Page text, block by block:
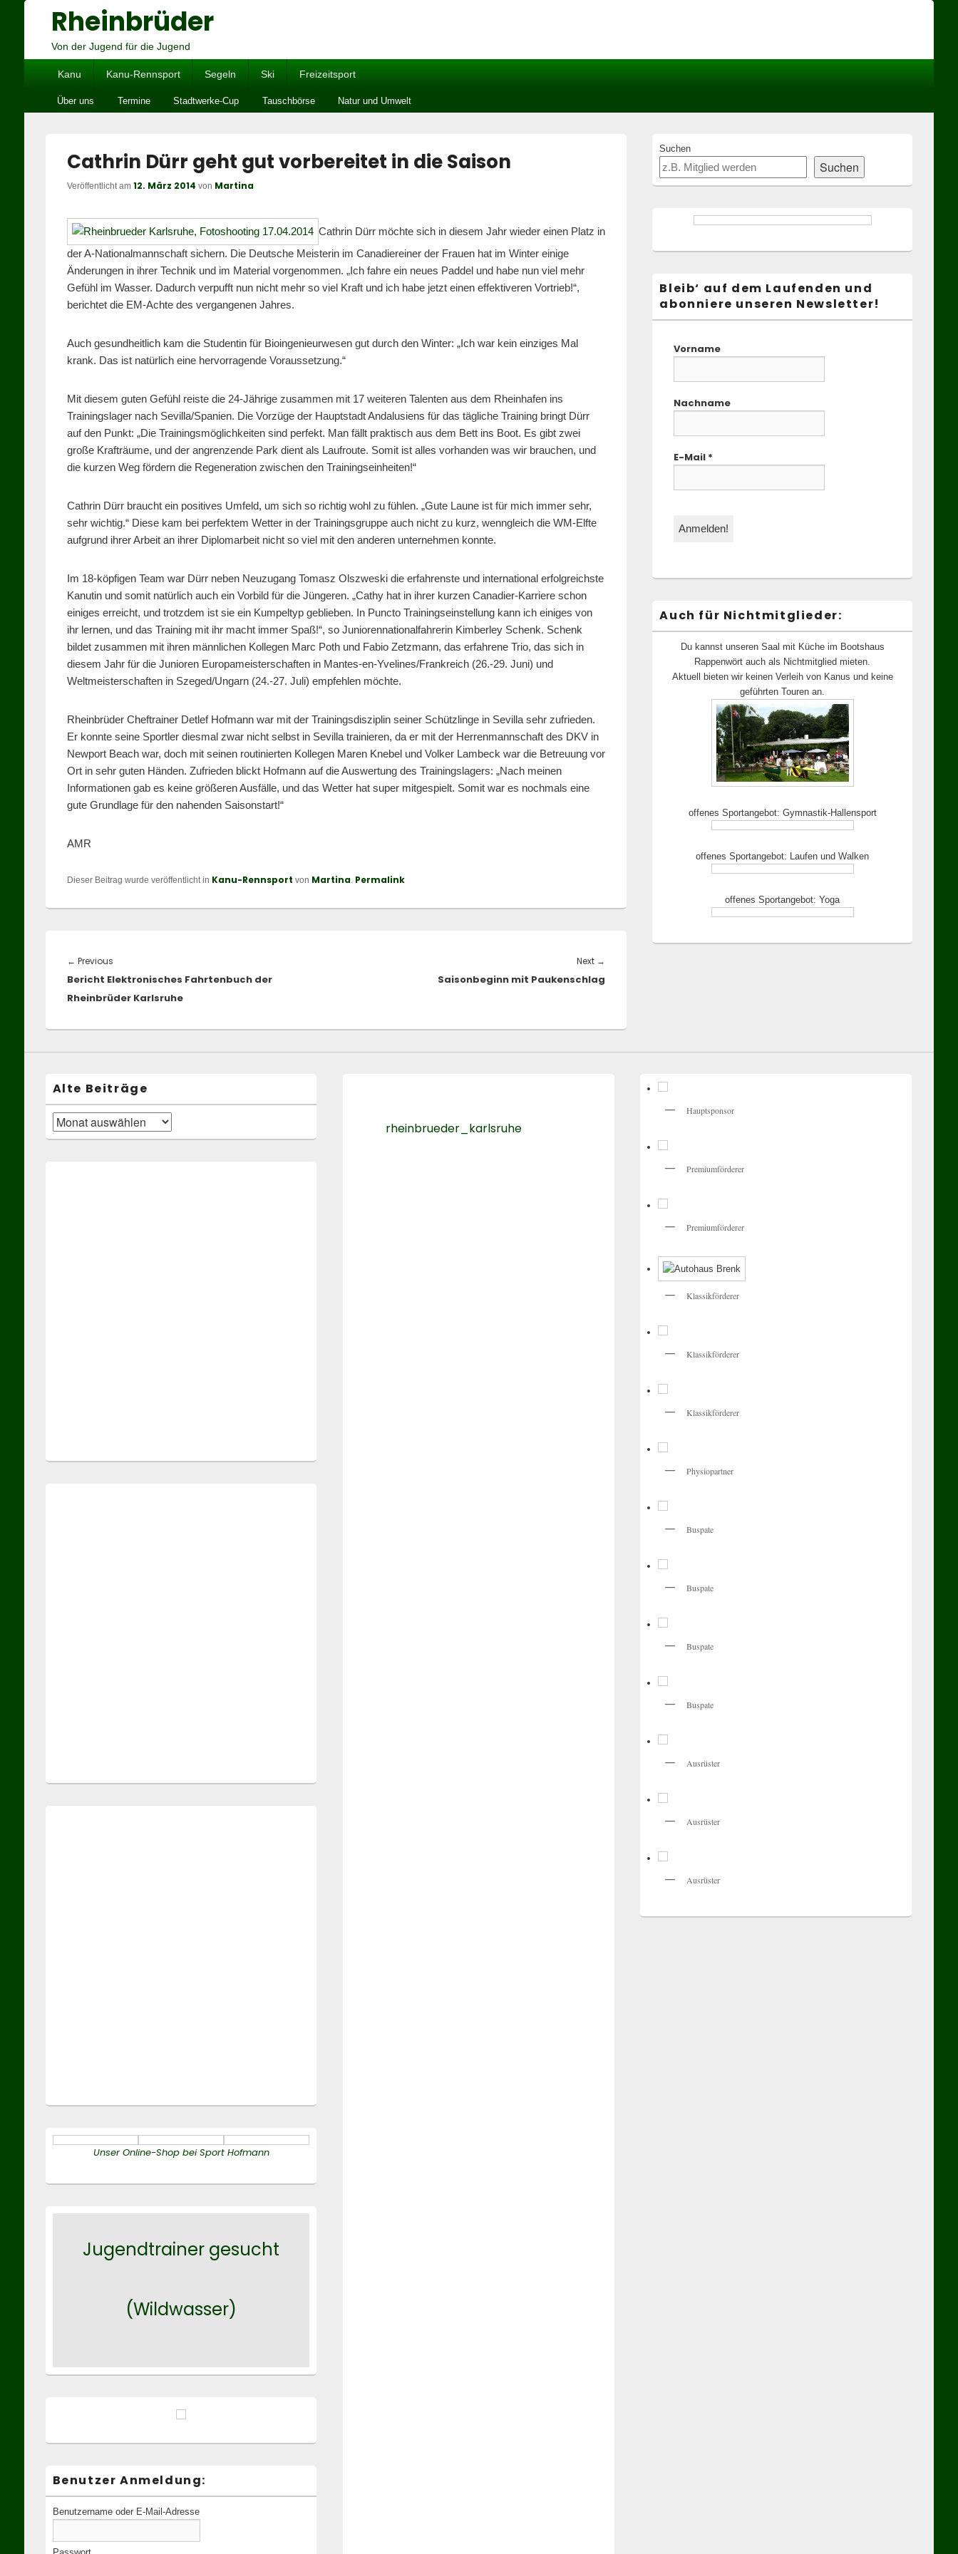
Rheinbrüder
Von der Jugend für die Jugend
Area
Kanu Kanu-Rennsport Segeln Ski Freizeitsport
UntermenüÜber uns Termine Stadtwerke-Cup Tauschbörse Natur und Umwelt
Cathrin Dürr geht gut vorbereitet in die Saison
Veröffentlicht am 12. März 2014 von Martina
Cathrin Dürr möchte sich in diesem Jahr wieder einen Platz in
der A-Nationalmannschaft sichern. Die Deutsche Meisterin im Canadiereiner der Frauen hat im Winter einige
Änderungen in ihrer Technik und im Material vorgenommen. „Ich fahre ein neues Paddel und habe nun viel mehr
Gefühl im Wasser. Dadurch verpufft nun nicht mehr so viel Kraft und ich habe jetzt einen effektiveren Vortrieb!“,
berichtet die EM-Achte des vergangenen Jahres.
Auch gesundheitlich kam die Studentin für Bioingenieurwesen gut durch den Winter: „Ich war kein einziges Mal
krank. Das ist natürlich eine hervorragende Voraussetzung.“
Mit diesem guten Gefühl reiste die 24-Jährige zusammen mit 17 weiteren Talenten aus dem Rheinhafen ins
Trainingslager nach Sevilla/Spanien. Die Vorzüge der Hauptstadt Andalusiens für das tägliche Training bringt Dürr
auf den Punkt: „Die Trainingsmöglichkeiten sind perfekt. Man fällt praktisch aus dem Bett ins Boot. Es gibt zwei
große Krafträume, und der angrenzende Park dient als Laufroute. Somit ist alles vorhanden was wir brauchen, und
die kurzen Weg fördern die Regeneration zwischen den Trainingseinheiten!“
Cathrin Dürr braucht ein positives Umfeld, um sich so richtig wohl zu fühlen. „Gute Laune ist für mich immer sehr,
sehr wichtig.“ Diese kam bei perfektem Wetter in der Trainingsgruppe auch nicht zu kurz, wenngleich die WM-Elfte
aufgrund ihrer Arbeit an ihrer Diplomarbeit nicht so viel mit den anderen unternehmen konnte.
Im 18-köpfigen Team war Dürr neben Neuzugang Tomasz Olszweski die erfahrenste und international erfolgreichste
Kanutin und somit natürlich auch ein Vorbild für die Jüngeren. „Cathy hat in ihrer kurzen Canadier-Karriere schon
einiges erreicht, und trotzdem ist sie ein Kumpeltyp geblieben. In Puncto Trainingseinstellung kann ich einiges von
ihr lernen, und das Training mit ihr macht immer Spaß!“, so Juniorennationalfahrerin Kimberley Schenk. Schenk
bildet zusammen mit ihren männlichen Kollegen Marc Poth und Fabio Zetzmann, das erfahrene Trio, das sich in
diesem Jahr für die Junioren Europameisterschaften in Mantes-en-Yvelines/Frankreich (26.-29. Juni) und
Weltmeisterschaften in Szeged/Ungarn (24.-27. Juli) empfehlen möchte.
Rheinbrüder Cheftrainer Detlef Hofmann war mit der Trainingsdisziplin seiner Schützlinge in Sevilla sehr zufrieden.
Er konnte seine Sportler diesmal zwar nicht selbst in Sevilla trainieren, da er mit der Herrenmannschaft des DKV in
Newport Beach war, doch mit seinen routinierten Kollegen Maren Knebel und Volker Lambeck war die Betreuung vor
Ort in sehr guten Händen. Zufrieden blickt Hofmann auf die Auswertung des Trainingslagers: „Nach meinen
Informationen gab es keine größeren Ausfälle, und das Wetter hat super mitgespielt. Somit war es nochmals eine
gute Grundlage für den nahenden Saisonstart!“
AMR
Dieser Beitrag wurde veröffentlicht in Kanu-Rennsport von Martina. Permalink
← PreviousPrevious
post:
Bericht Elektronisches Fahrtenbuch der
Rheinbrüder Karlsruhe
Next →
post:
Saisonbeginn mit Paukenschlag
Sidebar
Widget
Area
Suchen
Suchen
Bleib‘ auf dem Laufenden und
abonniere unseren Newsletter!
Vorname
Nachname
E-Mail *
Auch für Nichtmitglieder:
Du kannst unseren Saal mit Küche im Bootshaus
Rappenwört auch als Nichtmitglied mieten.
Aktuell bieten wir keinen Verleih von Kanus und keine
geführten Touren an.
offenes Sportangebot: Gymnastik-Hallensport
offenes Sportangebot: Laufen und Walken
offenes Sportangebot: Yoga
Alte Beiträge
Alte
Beiträge
Unser Online-Shop bei Sport Hofmann
Jugendtrainer gesucht
(Wildwasser)
Benutzer Anmeldung:
Benutzername oder E-Mail-Adresse
Passwort
rheinbrueder_karlsruhe
Hauptsponsor
Premiumförderer
Premiumförderer
Klassikförderer
Klassikförderer
Klassikförderer
Physiopartner
Buspate
Buspate
Buspate
Buspate
Ausrüster
Ausrüster
Ausrüster